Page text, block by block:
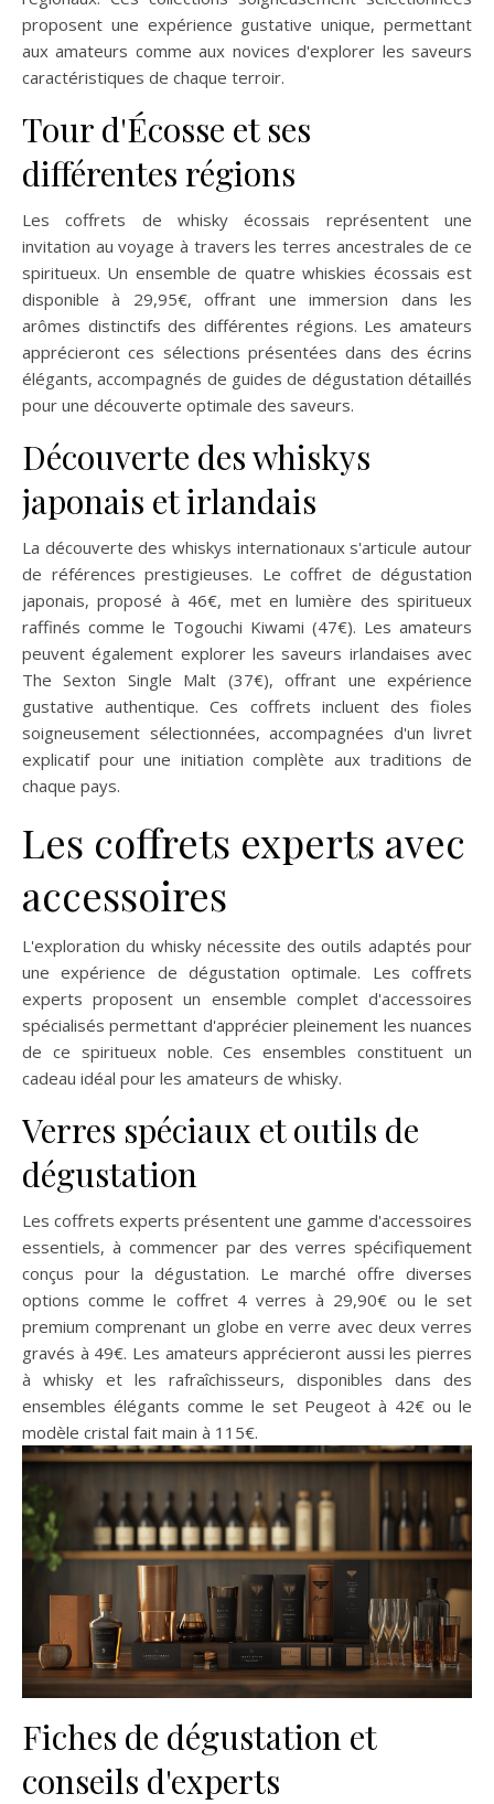
proposent une expérience gustative unique, permettant
aux amateurs comme aux novices d'explorer les saveurs
caractéristiques de chaque terroir.
Tour d'Écosse et ses
différentes régions
Les coffrets de whisky écossais représentent une
invitation au voyage à travers les terres ancestrales de ce
spiritueux. Un ensemble de quatre whiskies écossais est
disponible à 29,95€, offrant une immersion dans les
arômes distinctifs des différentes régions. Les amateurs
apprécieront ces sélections présentées dans des écrins
élégants, accompagnés de guides de dégustation détaillés
pour une découverte optimale des saveurs.
Découverte des whiskys
japonais et irlandais
La découverte des whiskys internationaux s'articule autour
de références prestigieuses. Le coffret de dégustation
japonais, proposé à 46€, met en lumière des spiritueux
raffinés comme le Togouchi Kiwami (47€). Les amateurs
peuvent également explorer les saveurs irlandaises avec
The Sexton Single Malt (37€), offrant une expérience
gustative authentique. Ces coffrets incluent des fioles
soigneusement sélectionnées, accompagnées d'un livret
explicatif pour une initiation complète aux traditions de
chaque pays.
Les coffrets experts avec
accessoires
L'exploration du whisky nécessite des outils adaptés pour
une expérience de dégustation optimale. Les coffrets
experts proposent un ensemble complet d'accessoires
spécialisés permettant d'apprécier pleinement les nuances
de ce spiritueux noble. Ces ensembles constituent un
cadeau idéal pour les amateurs de whisky.
Verres spéciaux et outils de
dégustation
Les coffrets experts présentent une gamme d'accessoires
essentiels, à commencer par des verres spécifiquement
conçus pour la dégustation. Le marché offre diverses
options comme le coffret 4 verres à 29,90€ ou le set
premium comprenant un globe en verre avec deux verres
gravés à 49€. Les amateurs apprécieront aussi les pierres
à whisky et les rafraîchisseurs, disponibles dans des
ensembles élégants comme le set Peugeot à 42€ ou le
modèle cristal fait main à 115€.
Fiches de dégustation et
conseils d'experts